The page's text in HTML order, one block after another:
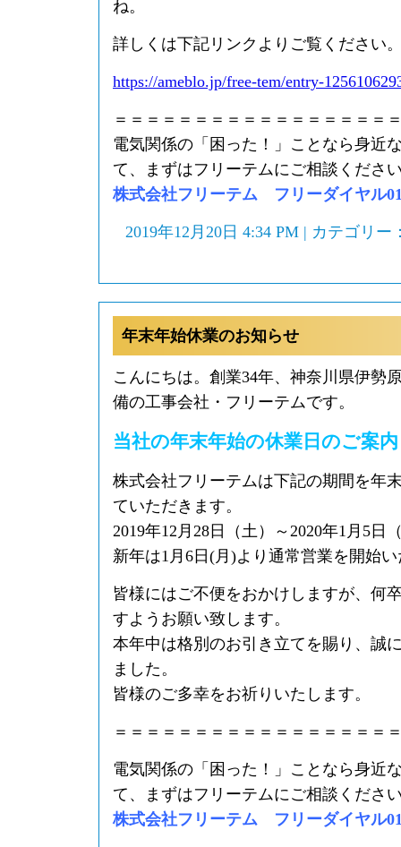
ね。
詳しくは下記リンクよりご覧ください
https://ameblo.jp/free-tem/entry-
＝＝＝＝＝＝＝＝＝＝＝＝＝＝＝＝＝
電気関係の「困った！」ことなら身近
て、まずはフリーテムにご相談くださ
株式会社フリーテム フリーダイヤル
2019年12月20日 4:34 PM | カテゴリー
年末年始休業のお知らせ
こんにちは。創業34年、神奈川県伊勢
備の工事会社・フリーテムです。
当社の年末年始の休業日のご案内
株式会社フリーテムは下記の期間を年
ていただきます。
2019年12月28日（土）～2020年1月5日
新年は1月6日(月)より通常営業を開始
皆様にはご不便をおかけしますが、何
すようお願い致します。
本年中は格別のお引き立てを賜り、誠
ました。
皆様のご多幸をお祈りいたします。
＝＝＝＝＝＝＝＝＝＝＝＝＝＝＝＝＝
電気関係の「困った！」ことなら身近
て、まずはフリーテムにご相談くださ
株式会社フリーテム フリーダイヤル